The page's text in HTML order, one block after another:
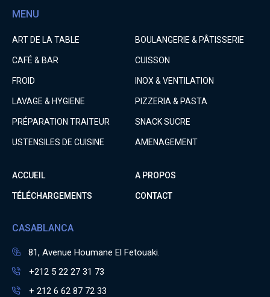
MENU
ART DE LA TABLE BOULANGERIE & PÂTISSERIE
CAFÉ & BAR CUISSON
FROID INOX & VENTILATION
LAVAGE & HYGIENE PIZZERIA & PASTA
PRÉPARATION TRAITEUR SNACK SUCRE
USTENSILES DE CUISINE AMENAGEMENT
ACCUEIL A PROPOS
TÉLÉCHARGEMENTS CONTACT
CASABLANCA
81, Avenue Houmane El Fetouaki.
+212 5 22 27 31 73
+ 212 6 62 87 72 33